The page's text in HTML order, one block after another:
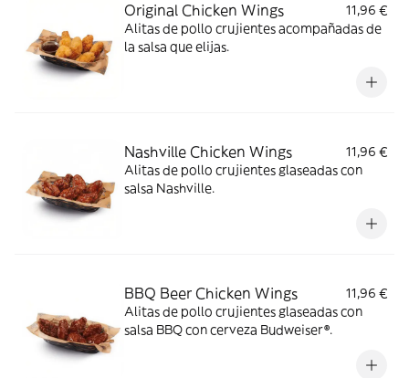
Original Chicken Wings
11,96 €
Alitas de pollo crujientes acompañadas de
la salsa que elijas.
Nashville Chicken Wings
11,96 €
Alitas de pollo crujientes glaseadas con
salsa Nashville.
BBQ Beer Chicken Wings
11,96 €
Alitas de pollo crujientes glaseadas con
salsa BBQ con cerveza Budweiser®.